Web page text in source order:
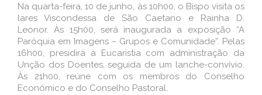
Na quarta-feira, 10 de junho, às 10h00, o Bispo visita os
lares Viscondessa de São Caetano e Rainha D.
Leonor. Às 15h00, será inaugurada a exposição “A
Paróquia em Imagens – Grupos e Comunidade”. Pelas
16h00, presidirá à Eucaristia com administração da
Unção dos Doentes, seguida de um lanche-convívio.
Às 21h00, reúne com os membros do Conselho
Económico e do Conselho Pastoral.